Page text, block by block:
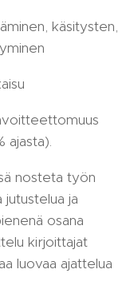
käsitysten,
ajasta).
nosteta työn
ja
osana
kirjoittajat
luovaa ajattelua